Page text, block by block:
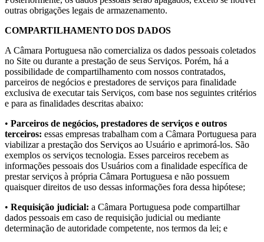
outras obrigações legais de armazenamento.
COMPARTILHAMENTO DOS DADOS
A Câmara Portuguesa não comercializa os dados pessoais coletados
no Site ou durante a prestação de seus Serviços. Porém, há a
possibilidade de compartilhamento com nossos contratados,
parceiros de negócios e prestadores de serviços para finalidade
exclusiva de executar tais Serviços, com base nos seguintes critérios
e para as finalidades descritas abaixo:
• Parceiros de negócios, prestadores de serviços e outros
terceiros: essas empresas trabalham com a Câmara Portuguesa para
viabilizar a prestação dos Serviços ao Usuário e aprimorá-los. São
exemplos os serviços tecnologia. Esses parceiros recebem as
informações pessoais dos Usuários com a finalidade específica de
prestar serviços à própria Câmara Portuguesa e não possuem
quaisquer direitos de uso dessas informações fora dessa hipótese;
• Requisição judicial: a Câmara Portuguesa pode compartilhar
dados pessoais em caso de requisição judicial ou mediante
determinação de autoridade competente, nos termos da lei; e